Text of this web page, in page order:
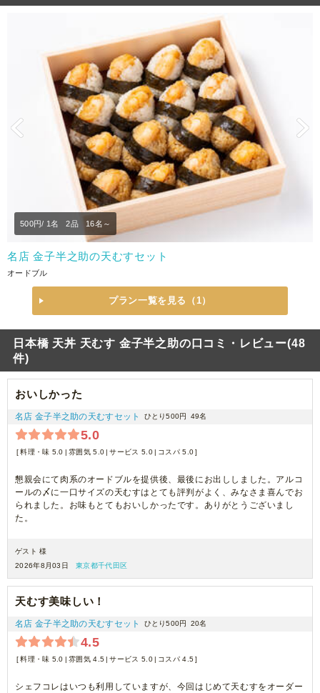
Previous
500円/ 1名 2品 16名～
名店 金子半之助の天むすセット
オードブル
プラン一覧を見る（1）
日本橋 天丼 天むす 金子半之助の口コミ・レビュー(48
件)
おいしかった
名店 金子半之助の天むすセット ひとり500円 49名
5.0
料理・味 5.0 雰囲気 5.0 サービス 5.0 コスパ 5.0
懇親会にて肉系のオードブルを提供後、最後にお出ししました。アルコ
ールの〆に一口サイズの天むすはとても評判がよく、みなさま喜んでお
られました。お味もとてもおいしかったです。ありがとうございまし
た。
ゲスト 様
2026年8月03日
東京都千代田区
天むす美味しい！
名店 金子半之助の天むすセット ひとり500円 20名
4.5
料理・味 5.0 雰囲気 4.5 サービス 5.0 コスパ 4.5
シェフコレはいつも利用していますが、今回はじめて天むすをオーダー